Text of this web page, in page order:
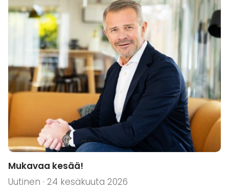
Mukavaa kesää!
Uutinen · 24 kesäkuuta 2026